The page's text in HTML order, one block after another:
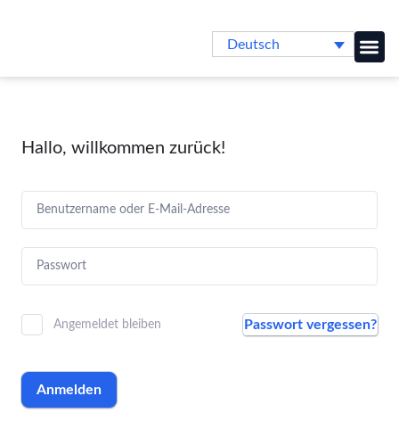
Deutsch
Hallo, willkommen zurück!
Angemeldet bleiben Passwort vergessen?
Anmelden